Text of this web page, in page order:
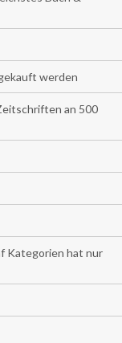
werden
an 500
Kategorien hat nur